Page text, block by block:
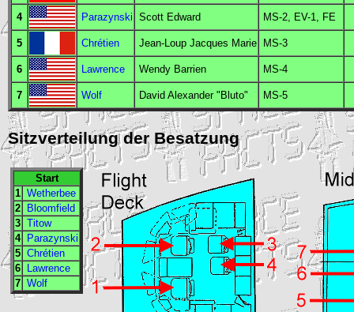
4 Parazynski Scott Edward MS-2, EV-1, FE
5 Chrétien Jean-Loup Jacques Marie MS-3
6 Lawrence Wendy Barrien MS-4
7 Wolf David Alexander "Bluto" MS-5
Sitzverteilung der Besatzung
Start
1 Wetherbee
2
Bloomfield
3 Titow
4
Parazynski
5 Chrétien
6
Lawrence
7 Wolf